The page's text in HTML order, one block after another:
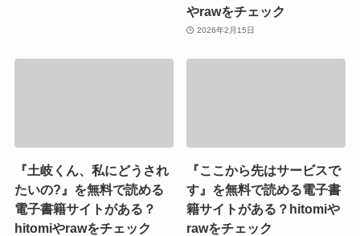
やrawをチェック
2026年2月15日
『土岐くん、私にどうされ
たいの?』を無料で読める
電子書籍サイトがある？
hitomiやrawをチェック
『ここから先はサービスで
す』を無料で読める電子書
籍サイトがある？hitomiや
rawをチェック